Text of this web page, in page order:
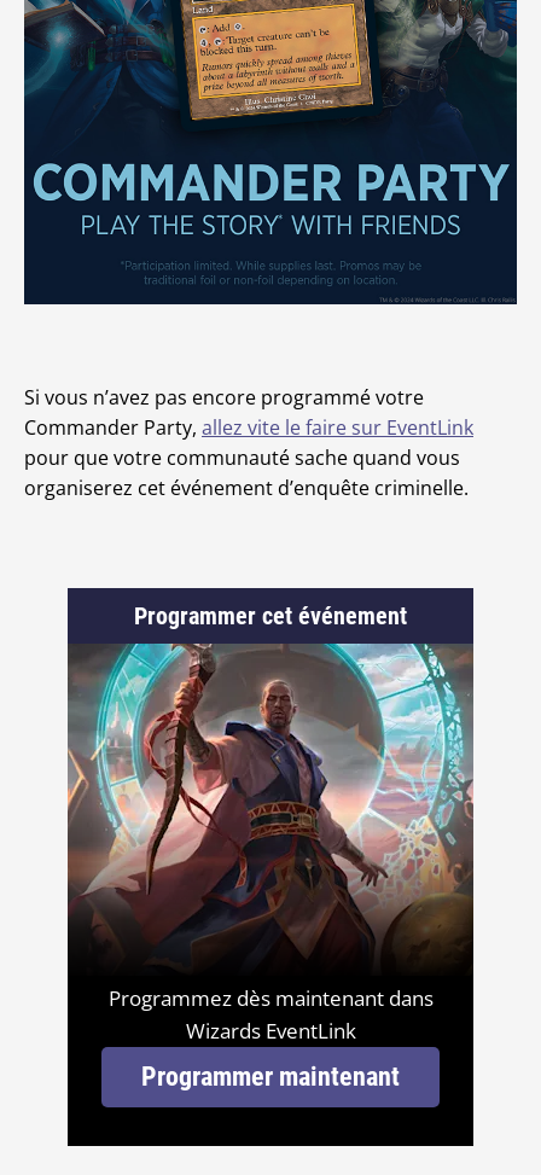
Si vous n’avez pas encore programmé votre
Commander Party, allez vite le faire sur EventLink
pour que votre communauté sache quand vous
organiserez cet événement d’enquête criminelle.
Programmer cet événement
Programmez dès maintenant dans
Wizards EventLink
Programmer maintenant